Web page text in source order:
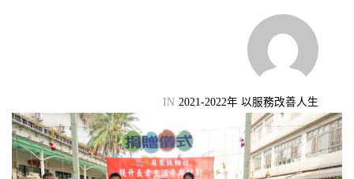
IN 2021-2022年 以服務改善人生